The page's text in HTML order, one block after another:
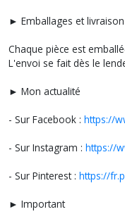
► Emballages et livraison
Chaque pièce est
L'envoi se fait dès le
► Mon actualité
- Sur Facebook : https://
- Sur Instagram : https://
- Sur Pinterest : https://
► Important